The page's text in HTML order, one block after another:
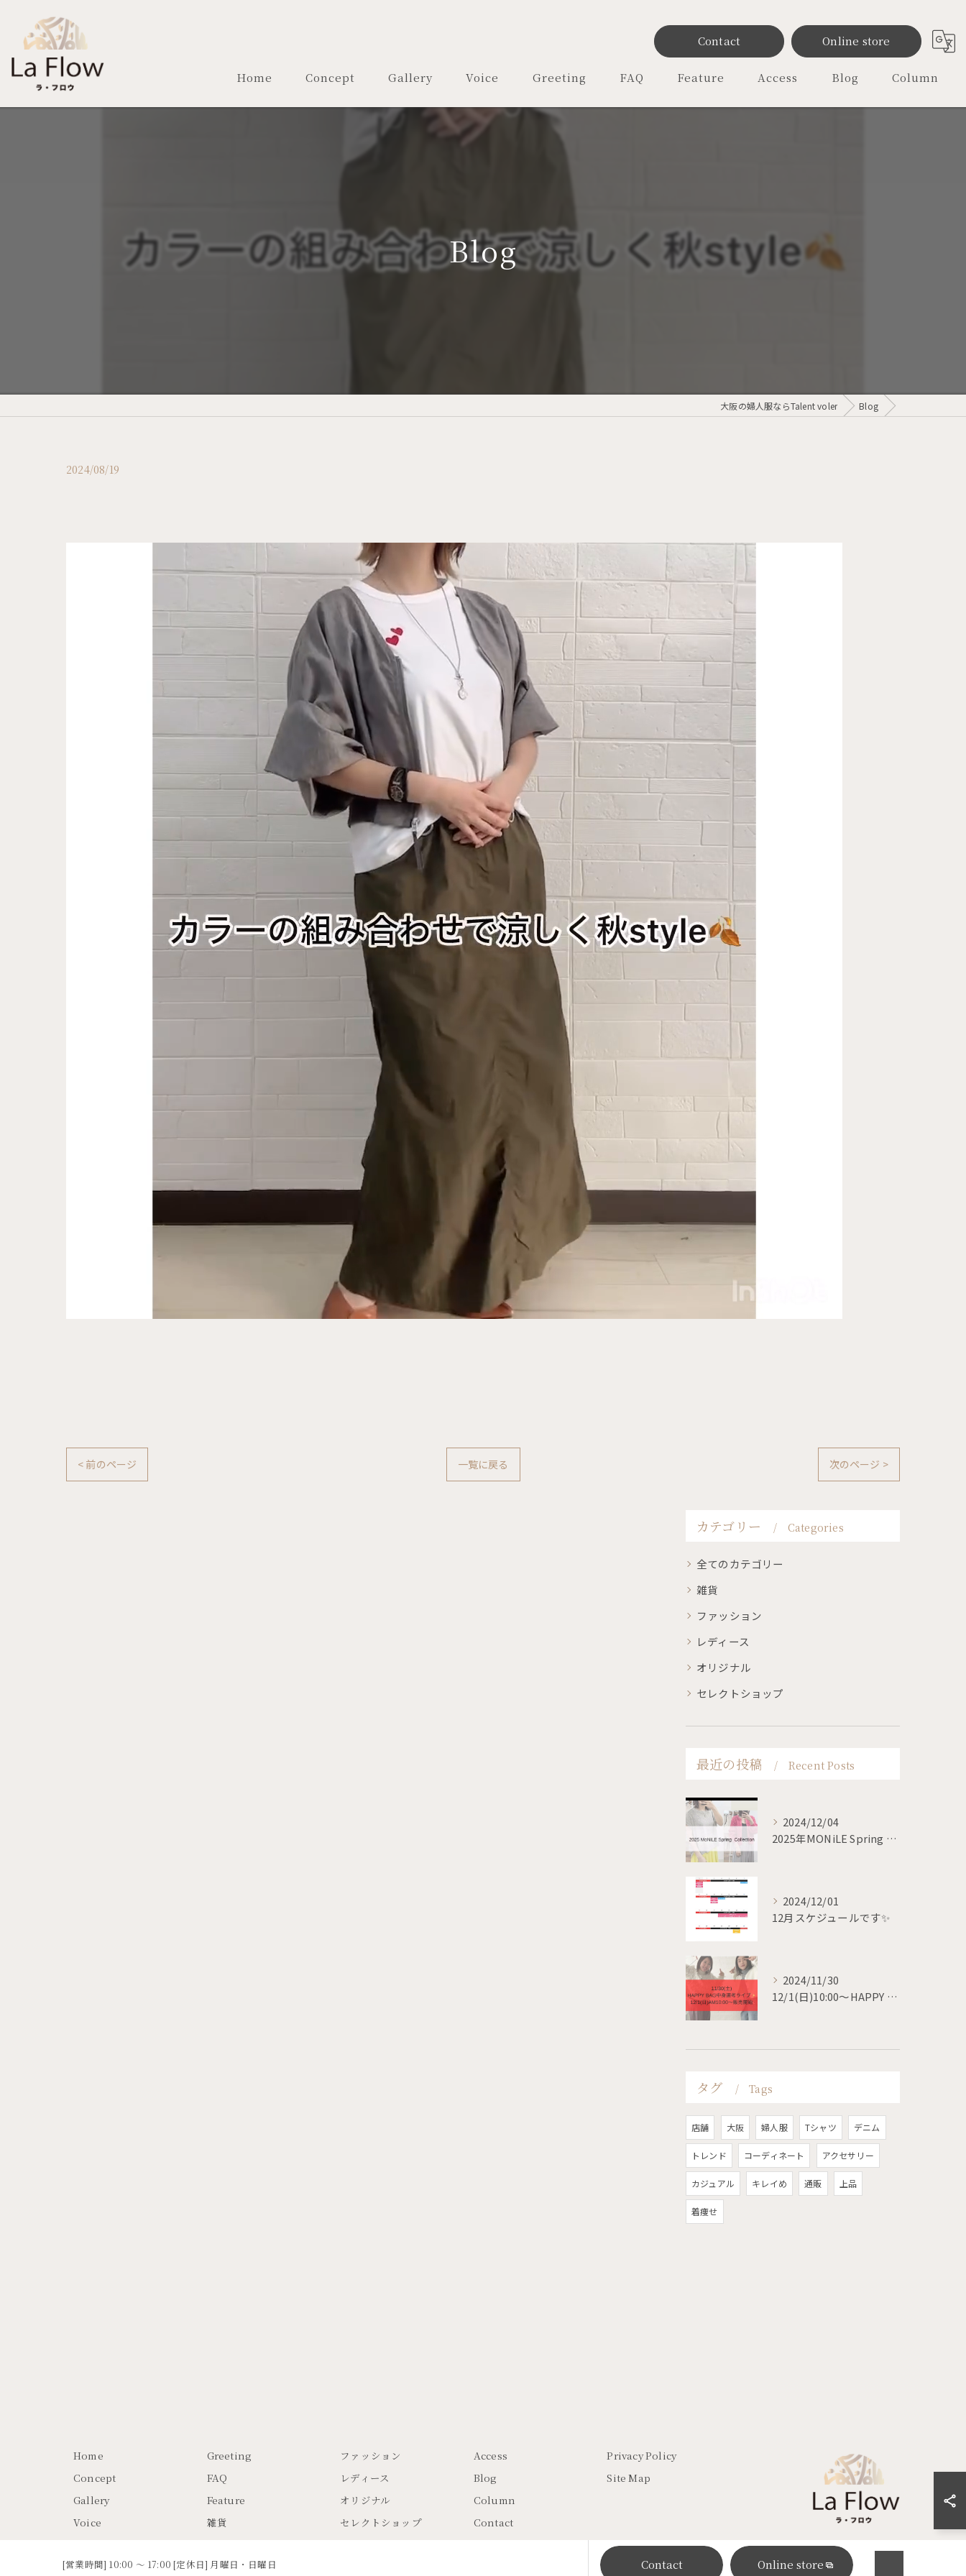
Contact Online store
Home Concept Gallery Voice Greeting FAQ Feature
オリジナル
セレクトショップ
Access Blog Column
Blog
大阪の婦人服ならTalent voler Blog
2024/08/19
< 前のページ 一覧に戻る 次のページ >
カテゴリー Categories
全てのカテゴリー
雑貨
ファッション
レディース
オリジナル
セレクトショップ
最近の投稿 Recent Posts
2024/12/04
2025年MONiLE Spring collection
2024/12/01
12月スケジュールです✨
2024/11/30
12/1(日)10:00〜HAPPY BAG 販売開始✨
タグ Tags
店舗 大阪 婦人服 Tシャツ デニム
トレンド コーディネート アクセサリー
カジュアル キレイめ 通販 上品
着痩せ
[営業時間] 10:00 ～ 17:00 [定休日] 月曜日・日曜日 Contact Online store
Home
Concept
Gallery
Voice
Greeting
FAQ
Feature
雑貨
ファッション
レディース
オリジナル
セレクトショップ
Access
Blog
Column
Contact
Privacy Policy
Site Map